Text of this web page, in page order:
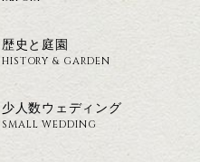
歴史と庭園
HISTORY & GARDEN
少人数ウェディング
SMALL WEDDING